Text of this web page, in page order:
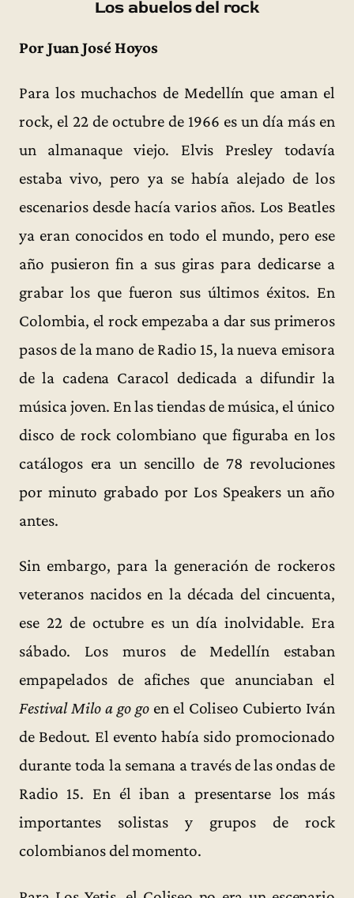
Los abuelos del rock
Por Juan José Hoyos
Para los muchachos de Medellín que aman el
rock, el 22 de octubre de 1966 es un día más en
un almanaque viejo. Elvis Presley todavía
estaba vivo, pero ya se había alejado de los
escenarios desde hacía varios años. Los Beatles
ya eran conocidos en todo el mundo, pero ese
año pusieron fin a sus giras para dedicarse a
grabar los que fueron sus últimos éxitos. En
Colombia, el rock empezaba a dar sus primeros
pasos de la mano de Radio 15, la nueva emisora
de la cadena Caracol dedicada a difundir la
música joven. En las tiendas de música, el único
disco de rock colombiano que figuraba en los
catálogos era un sencillo de 78 revoluciones
por minuto grabado por Los Speakers un año
antes.
Sin embargo, para la generación de rockeros
veteranos nacidos en la década del cincuenta,
ese 22 de octubre es un día inolvidable. Era
sábado. Los muros de Medellín estaban
empapelados de afiches que anunciaban el
Festival Milo a go goen el Coliseo Cubierto Iván
de Bedout. El evento había sido promocionado
durante toda la semana a través de las ondas de
Radio 15. En él iban a presentarse los más
importantes solistas y grupos de rock
colombianos del momento.